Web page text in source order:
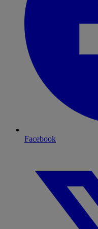
Facebook